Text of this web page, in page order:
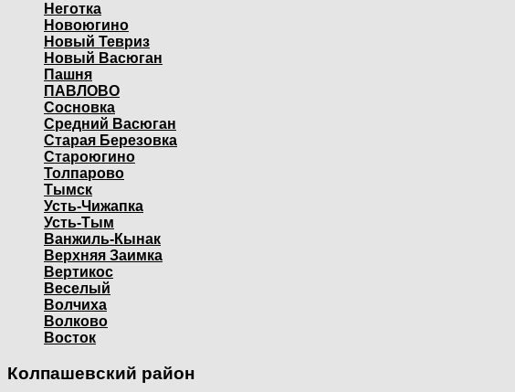
Неготка
Новоюгино
Новый Тевриз
Новый Васюган
Пашня
ПАВЛОВО
Сосновка
Средний Васюган
Старая Березовка
Староюгино
Толпарово
Тымск
Усть-Чижапка
Усть-Тым
Ванжиль-Кынак
Верхняя Заимка
Вертикос
Веселый
Волчиха
Волково
Восток
Колпашевский район